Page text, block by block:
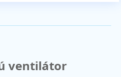
ventilátor